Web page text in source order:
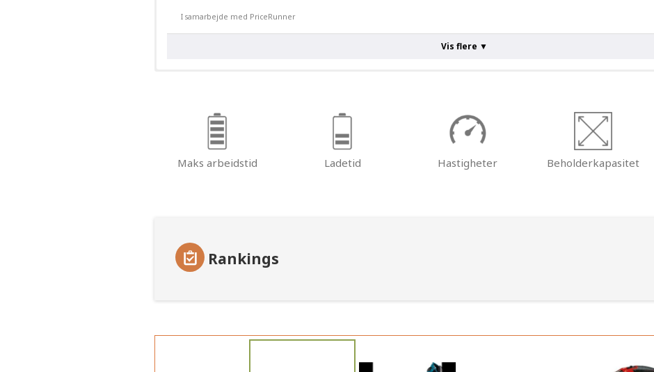
I samarbejde med PriceRunner
Vis flere ▼
Maks arbeidstid Ladetid Hastigheter Beholderkapasitet
Rankings